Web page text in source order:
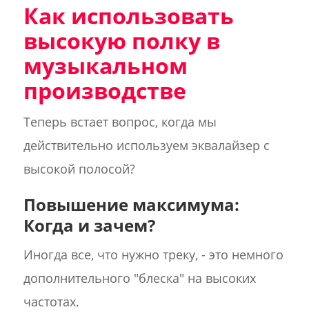
Как использовать
высокую полку в
музыкальном
производстве
Теперь встает вопрос, когда мы
действительно используем эквалайзер с
высокой полосой?
Повышение максимума:
Когда и зачем?
Иногда все, что нужно треку, - это немного
дополнительного "блеска" на высоких
частотах.